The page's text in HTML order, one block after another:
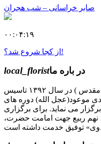
صابر خراسانی – شب هجران
۰۰:۰۴:۱۹
از کجا شروع شد؟!
local_floristدر باره ما
کانون مهدویت صبح عدالت ( مشهد مقدس ) در سال ۱۳۹۲ تاسیس
موعود(عجل الله) دوره های
می نماید. برای برگزاری
نهم ربیع جهت امامت حضرت،